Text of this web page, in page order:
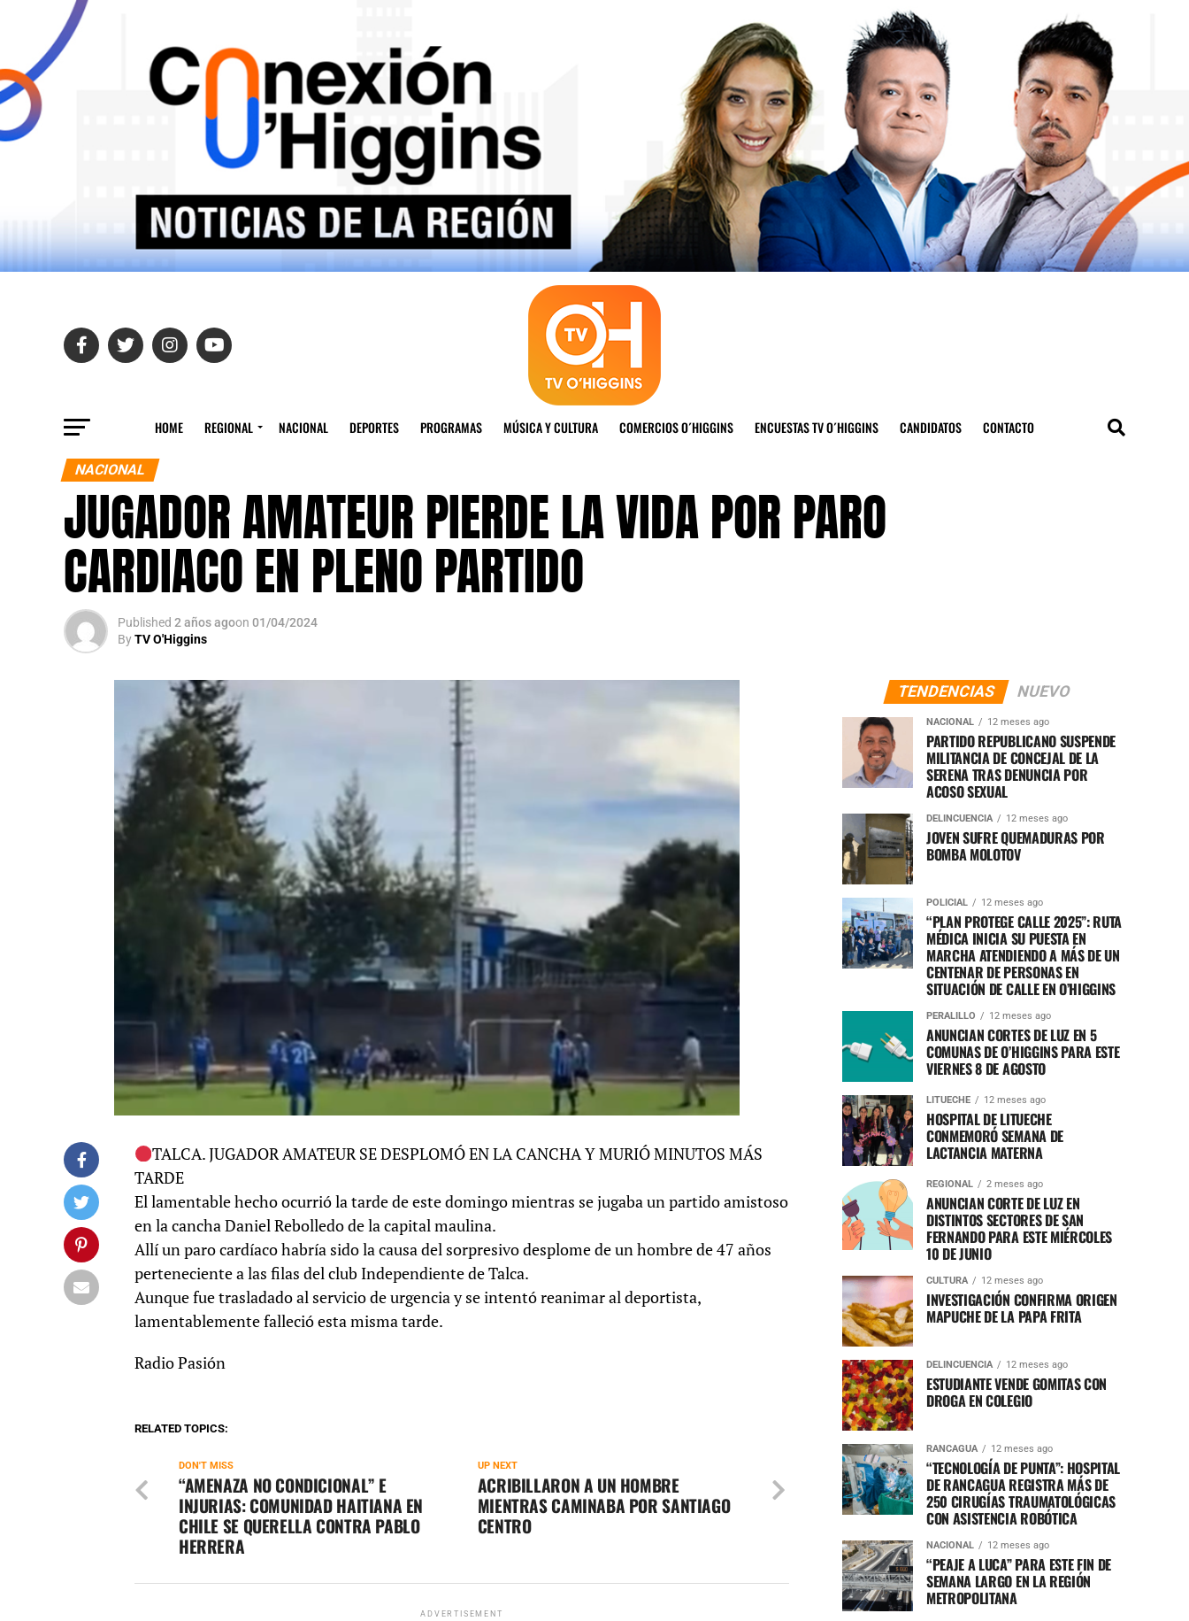
HOME REGIONAL NACIONAL DEPORTES PROGRAMAS MÚSICA Y CULTURA COMERCIOS O´HIGGINS ENCUESTAS TV O´HIGGINS CANDIDATOS CONTACTO
NACIONAL
JUGADOR AMATEUR PIERDE LA VIDA POR PARO
CARDIACO EN PLENO PARTIDO
Published 2 años agoon 01/04/2024
ByTV O'Higgins
TALCA. JUGADOR AMATEUR SE DESPLOMÓ EN LA CANCHA Y MURIÓ MINUTOS MÁS
TARDE
El lamentable hecho ocurrió la tarde de este domingo mientras se jugaba un partido amistoso
en la cancha Daniel Rebolledo de la capital maulina.
Allí un paro cardíaco habría sido la causa del sorpresivo desplome de un hombre de 47 años
perteneciente a las filas del club Independiente de Talca.
Aunque fue trasladado al servicio de urgencia y se intentó reanimar al deportista,
lamentablemente falleció esta misma tarde.
Radio Pasión
RELATED TOPICS:
UP NEXT
ACRIBILLARON A UN HOMBRE
MIENTRAS CAMINABA POR SANTIAGO
CENTRO
DON'T MISS
“AMENAZA NO CONDICIONAL” E
INJURIAS: COMUNIDAD HAITIANA EN
CHILE SE QUERELLA CONTRA PABLO
HERRERA
ADVERTISEMENT
TENDENCIAS NUEVO
NACIONAL 12 meses ago
PARTIDO REPUBLICANO SUSPENDE
MILITANCIA DE CONCEJAL DE LA
SERENA TRAS DENUNCIA POR
ACOSO SEXUAL
DELINCUENCIA 12 meses ago
JOVEN SUFRE QUEMADURAS POR
BOMBA MOLOTOV
POLICIAL 12 meses ago
“PLAN PROTEGE CALLE 2025”: RUTA
MÉDICA INICIA SU PUESTA EN
MARCHA ATENDIENDO A MÁS DE UN
CENTENAR DE PERSONAS EN
SITUACIÓN DE CALLE EN O’HIGGINS
PERALILLO 12 meses ago
ANUNCIAN CORTES DE LUZ EN 5
COMUNAS DE O’HIGGINS PARA ESTE
VIERNES 8 DE AGOSTO
LITUECHE 12 meses ago
HOSPITAL DE LITUECHE
CONMEMORÓ SEMANA DE
LACTANCIA MATERNA
REGIONAL 2 meses ago
ANUNCIAN CORTE DE LUZ EN
DISTINTOS SECTORES DE SAN
FERNANDO PARA ESTE MIÉRCOLES
10 DE JUNIO
CULTURA 12 meses ago
INVESTIGACIÓN CONFIRMA ORIGEN
MAPUCHE DE LA PAPA FRITA
DELINCUENCIA 12 meses ago
ESTUDIANTE VENDE GOMITAS CON
DROGA EN COLEGIO
RANCAGUA 12 meses ago
“TECNOLOGÍA DE PUNTA”: HOSPITAL
DE RANCAGUA REGISTRA MÁS DE
250 CIRUGÍAS TRAUMATOLÓGICAS
CON ASISTENCIA ROBÓTICA
NACIONAL 12 meses ago
“PEAJE A LUCA” PARA ESTE FIN DE
SEMANA LARGO EN LA REGIÓN
METROPOLITANA